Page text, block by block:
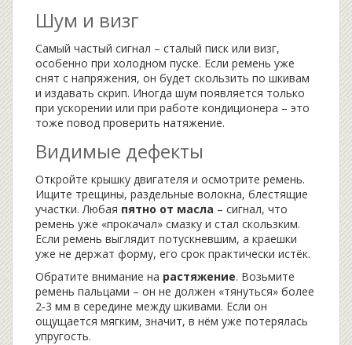
Шум и визг
Самый частый сигнал – сталый писк или визг,
особенно при холодном пуске. Если ремень уже
снят с напряжения, он будет скользить по шкивам
и издавать скрип. Иногда шум появляется только
при ускорении или при работе кондиционера – это
тоже повод проверить натяжение.
Видимые дефекты
Откройте крышку двигателя и осмотрите ремень.
Ищите трещины, раздельные волокна, блестящие
участки. Любая пятно от масла – сигнал, что
ремень уже «прокачал» смазку и стал скользким.
Если ремень выглядит потускневшим, а краешки
уже не держат форму, его срок практически истёк.
Обратите внимание на растяжение. Возьмите
ремень пальцами – он не должен «тянуться» более
2‑3 мм в середине между шкивами. Если он
ощущается мягким, значит, в нём уже потерялась
упругость.